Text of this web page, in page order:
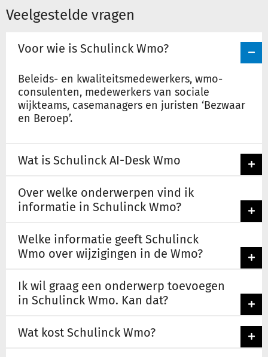
Veelgestelde vragen
Voor wie is Schulinck Wmo?
Beleids- en kwaliteitsmedewerkers, wmo-
consulenten, medewerkers van sociale
wijkteams, casemanagers en juristen ‘Bezwaar
en Beroep’.
Wat is Schulinck AI-Desk Wmo
Over welke onderwerpen vind ik
informatie in Schulinck Wmo?
Welke informatie geeft Schulinck
Wmo over wijzigingen in de Wmo?
Ik wil graag een onderwerp toevoegen
in Schulinck Wmo. Kan dat?
Wat kost Schulinck Wmo?